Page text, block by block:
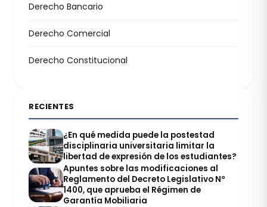
Derecho Bancario
Derecho Comercial
Derecho Constitucional
RECIENTES
¿En qué medida puede la postestad
disciplinaria universitaria limitar la
libertad de expresión de los estudiantes?
Apuntes sobre las modificaciones al
Reglamento del Decreto Legislativo Nº
1400, que aprueba el Régimen de
Garantía Mobiliaria